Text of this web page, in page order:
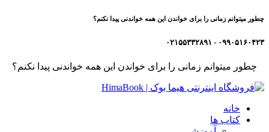
چطور میتوانم زمانی را برای خواندن این همه خواندنی پیدا نکنم؟
۰۹۹۰۵۱۶۰۴۲۳ - ۰۲۱۵۵۳۳۲۸۹۱
چطور میتوانم زمانی را برای خواندن این همه خواندنی پیدا نکنم؟
خانه
کتاب ها